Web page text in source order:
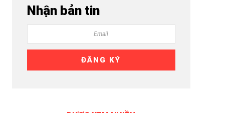
Nhận bản tin